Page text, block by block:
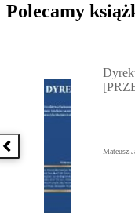
Polecamy
Poprzednia książka Mateusz